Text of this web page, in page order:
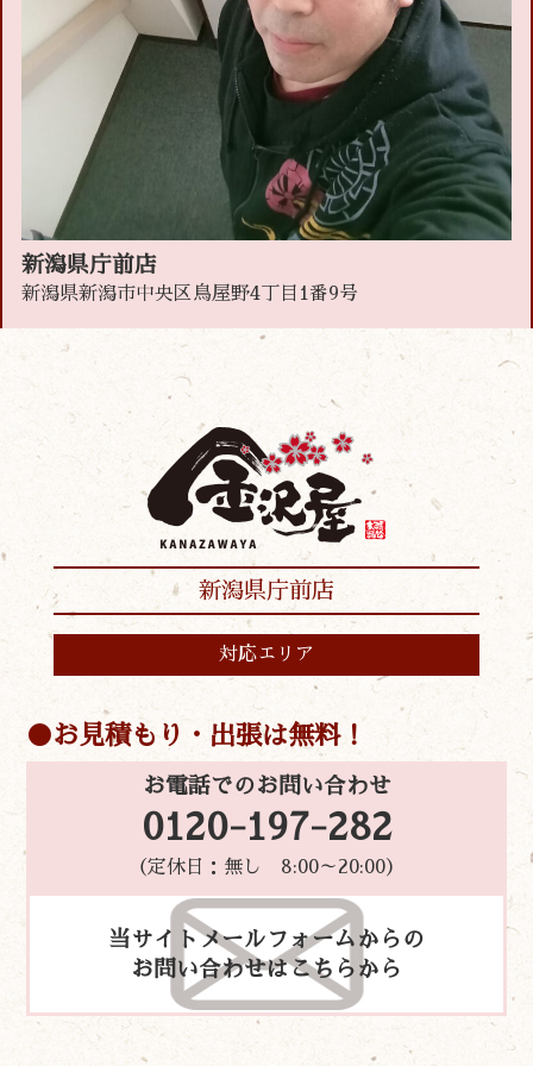
新潟県庁前店
新潟県新潟市中央区鳥屋野4丁目1番9号
新潟県庁前店
対応エリア
お見積もり・出張は無料！
お電話でのお問い合わせ
0120-197-282
（定休日：無し 8:00～20:00）
当サイトメールフォームからの
お問い合わせはこちらから